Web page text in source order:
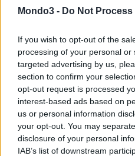
Mondo3 - Do Not
If you wish to opt-out of the
processing of your personal
targeted advertising by us,
section to confirm your
opt-out request is processed
interest-based ads based on
us or personal information
your opt-out. You may
disclosure of your personal
IAB’s list of downstream
VIEW
Home” che – nonostante 3UK
interessante notare come –
O2, A LONDRA
GRANDE D’EUROPA
Il centro di Londra punta a
internet Wifi gratis in tutta
l’operatore britannico O2 ha
Council ed il Royal Borough di